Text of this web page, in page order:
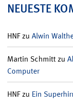
NEUESTE
HNFzu Alwin
Martin Schmittzu
Computer
HNFzu Ein